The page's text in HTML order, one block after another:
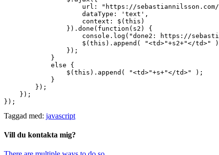
url :
"https://sebastiannilsson.com/
dataType : 'text' ,
context : $(this )
                }).done(
function ( s2 ) {
console .log( "done2: https://
                    $(
this ).append( "<td>"+s2+"</td>"
                });
            }
else {
                $(
this ).append( "<td>"+s+"</td>"
);
            }
        });
    });
});
Taggad med: javascript
Vill du kontakta mig?